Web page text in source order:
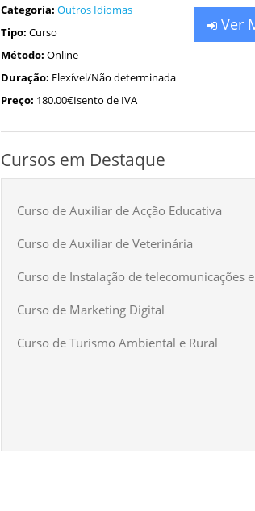
Categoria: Outros Idiomas
Tipo: Curso
Método: Online
Duração: Flexível/Não determinada
Preço: 180.00€Isento de IVA
Ver
Cursos em Destaque
Curso de Auxiliar de Acção Educativa
Curso de Auxiliar de Veterinária
Curso de Instalação de telecomunicações
Curso de Marketing Digital
Curso de Turismo Ambiental e Rural